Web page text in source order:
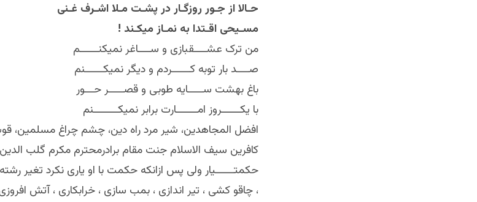
حـالا از جـور روزگـار در پشـت مـلا اشـرف غـنی
! مسـیحی اقـتدا به نمـاز میکـند
من ترک عشــــقبازی و ســــاغر نميکنــــــم
صــــد بار توبه کــــــردم و ديگر نميکــــــنم
باغ بهشت ســـــايه طوبی و قصـــــر حـــور
با يکــــــروز امـــــــارت برابر نميکــــــــنم
افضل المجاهدين، شير مرد راه دين، چشم چراغ مسلمين،
کافرين سيف الاسلام جنت مقام برادرمحترم مکرم گلب
حکمتــــــيار ولی پس ازانکه حکمت با او ياری نکرد تغير
، چاقو کشی ، تير اندازی ، بمب سازی ، خرابکاری ، آتش